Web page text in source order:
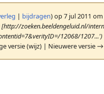
| bijdragen)op 7 jul 2011
zoeken.beeldengeluid.nl/
12068/1207...')
versie (wijz) | Nieuwere versie